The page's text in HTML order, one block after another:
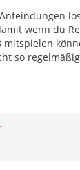
wenn du
so